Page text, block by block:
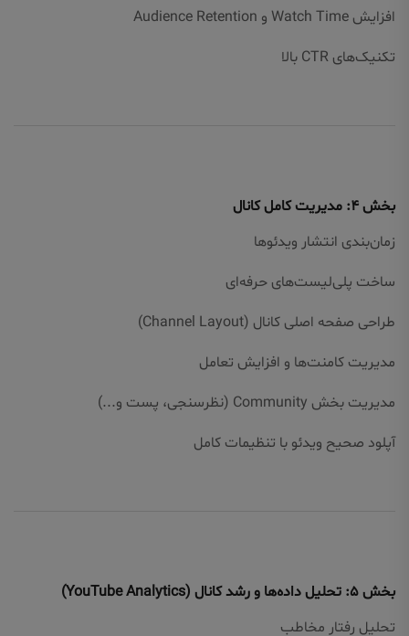
افزایش Watch Time و Audience Retention
تکنیک‌های CTR بالا
بخش ۴: مدیریت کامل کانال
زمان‌بندی انتشار ویدئوها
ساخت پلی‌لیست‌های حرفه‌ای
طراحی صفحه اصلی کانال (Channel Layout)
مدیریت کامنت‌ها و افزایش تعامل
مدیریت بخش Community (نظرسنجی، پست و...)
آپلود صحیح ویدئو با تنظیمات کامل
بخش ۵: تحلیل داده‌ها و رشد کانال (YouTube Analytics)
تحلیل رفتار مخاطب